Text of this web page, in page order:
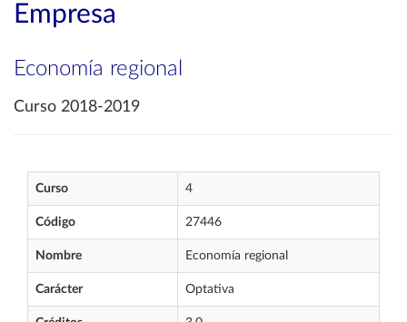
Empresa
Economía regional
Curso 2018-2019
Curso 4
Código 27446
Nombre Economía regional
Carácter Optativa